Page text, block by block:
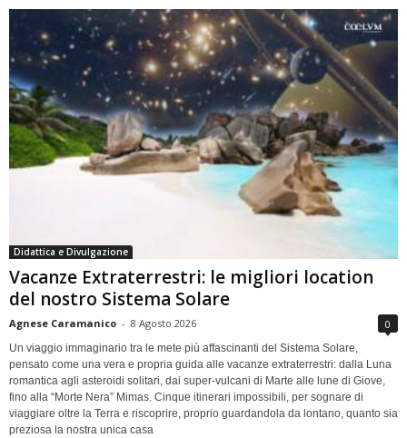
Didattica e Divulgazione
Vacanze Extraterrestri: le migliori location
del nostro Sistema Solare
Agnese Caramanico - 8 Agosto 2026 0
Un viaggio immaginario tra le mete più affascinanti del Sistema Solare,
pensato come una vera e propria guida alle vacanze extraterrestri: dalla Luna
romantica agli asteroidi solitari, dai super-vulcani di Marte alle lune di Giove,
fino alla “Morte Nera” Mimas. Cinque itinerari impossibili, per sognare di
viaggiare oltre la Terra e riscoprire, proprio guardandola da lontano, quanto sia
preziosa la nostra unica casa